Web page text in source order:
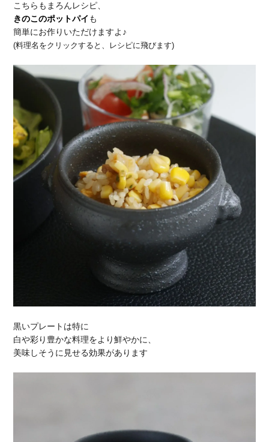
こちらもまろんレシピ、
きのこのポットパイ も
簡単にお作りいただけますよ♪
(料理名をクリックすると、レシピに飛びます)
黒いプレートは特に
白や彩り豊かな料理をより鮮やかに、
美味しそうに見せる効果があります